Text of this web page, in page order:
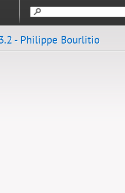
- Philippe Bourlitio